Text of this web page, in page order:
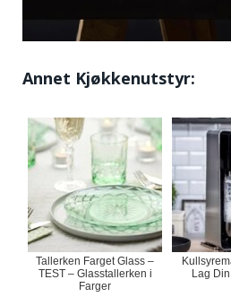
Annet Kjøkkenutstyr:
Tallerken Farget Glass –
TEST – Glasstallerken i
Farger
Lag